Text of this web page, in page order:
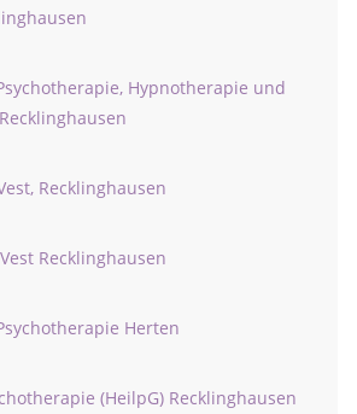
Hypnotherapie und
Recklinghausen
Recklinghausen
Herten
(HeilpG) Recklinghausen